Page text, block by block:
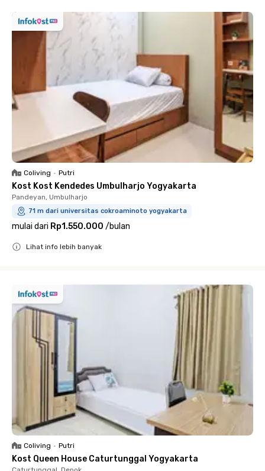
Coliving • Putri
Kost Kost Kendedes Umbulharjo Yogyakarta
Pandeyan, Umbulharjo
71 m dari universitas cokroaminoto yogyakarta
mulai dari Rp1.550.000 /bulan
Lihat info lebih banyak
Coliving • Putri
Kost Queen House Caturtunggal Yogyakarta